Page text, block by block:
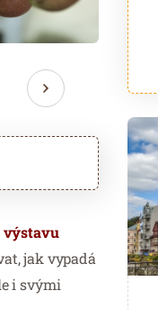
výstavu
jak vypadá
i svými